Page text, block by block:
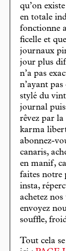
qu’on
en totale
fonctionne
ficelle et
journaux
jour plus
n’a pas
n’ayant
stylé du
journal
rêvez par la
karma
abonnez-
canaris,
en manif,
faites notre
insta,
achetez
envoyez
souffle,
Tout cela